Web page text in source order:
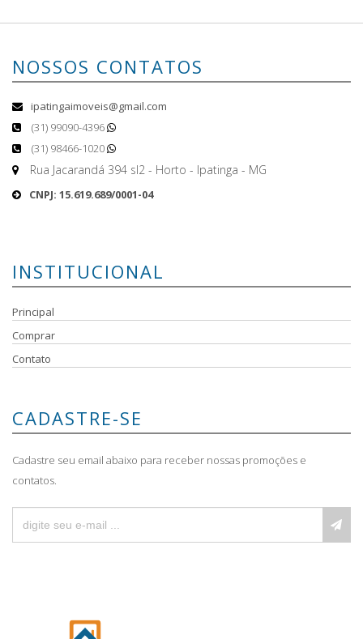
NOSSOS CONTATOS
ipatingaimoveis@gmail.com
(31) 99090-4396
(31) 98466-1020
Rua Jacarandá 394 sl2 - Horto - Ipatinga - MG
CNPJ: 15.619.689/0001-04
INSTITUCIONAL
Principal
Comprar
Contato
CADASTRE-SE
Cadastre seu email abaixo para receber nossas promoções e
contatos.